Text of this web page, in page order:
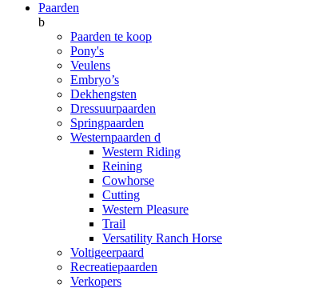
Paarden
b
Paarden te koop
Pony's
Veulens
Embryo’s
Dekhengsten
Dressuurpaarden
Springpaarden
Westernpaarden d
Western Riding
Reining
Cowhorse
Cutting
Western Pleasure
Trail
Versatility Ranch Horse
Voltigeerpaard
Recreatiepaarden
Verkopers